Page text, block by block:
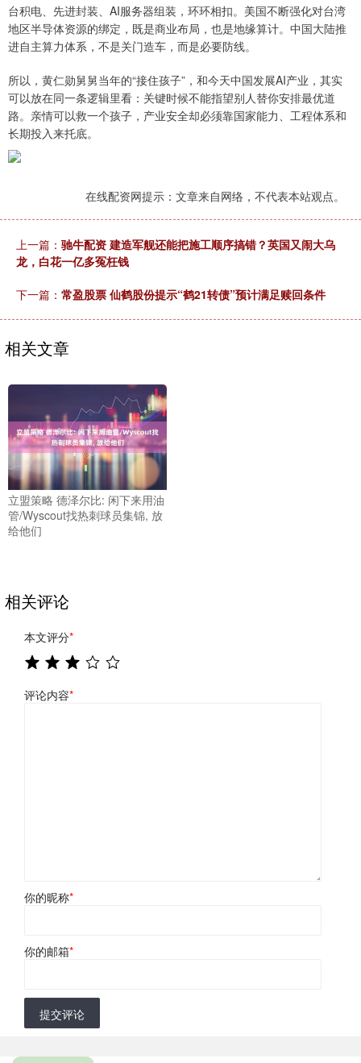
台积电、先进封装、AI服务器组装，环环相扣。美国不断强化对台湾
地区半导体资源的绑定，既是商业布局，也是地缘算计。中国大陆推
进自主算力体系，不是关门造车，而是必要防线。
所以，黄仁勋舅舅当年的“接住孩子”，和今天中国发展AI产业，其实
可以放在同一条逻辑里看：关键时候不能指望别人替你安排最优道
路。亲情可以救一个孩子，产业安全却必须靠国家能力、工程体系和
长期投入来托底。
在线配资网提示：文章来自网络，不代表本站观点。
上一篇： 驰牛配资 建造军舰还能把施工顺序搞错？英国又闹大乌
龙，白花一亿多冤枉钱
下一篇： 常盈股票 仙鹤股份提示“鹤21转债”预计满足赎回条件
相关文章
立盟策略 德泽尔比: 闲下来用油
管/Wyscout找热刺球员集锦, 放
给他们
相关评论
本文评分*
评论内容*
你的昵称*
你的邮箱*
提交评论